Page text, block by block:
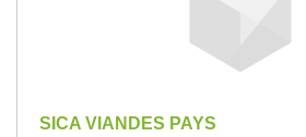
SICA VIANDES PAYS